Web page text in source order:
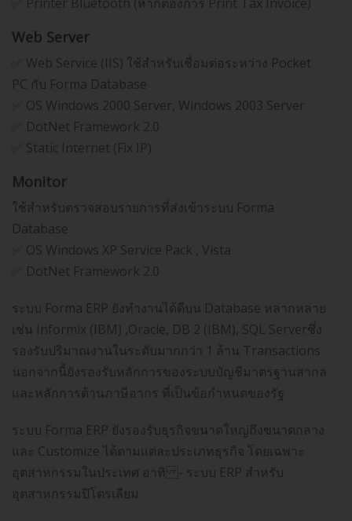
✅ Printer Bluetooth (หากต้องการ Print Tax Invoice)
Web Server
✅ Web Service (IIS) ใช้สำหรับเชื่อมต่อระหว่าง Pocket
PC กับ Forma Database
✅ OS Windows 2000 Server, Windows 2003 Server
✅ DotNet Framework 2.0
✅ Static Internet (Fix IP)
Monitor
ใช้สำหรับตรวจสอบรายการที่ส่งเข้าระบบ Forma
Database
✅ OS Windows XP Service Pack , Vista
✅ DotNet Framework 2.0
ระบบ Forma ERP ยังทำงานได้ดีบน Database หลากหลาย
เช่น Informix (IBM) ,Oracle, DB 2 (IBM), SQL Serverซึ่ง
รองรับปริมาณงานในระดับมากกว่า 1 ล้าน Transactions
นอกจากนี้ยังรองรับหลักการของระบบบัญชีมาตรฐานสากล
และหลักการด้านภาษีอากร ที่เป็นข้อกำหนดของรัฐ
ระบบ Forma ERP ยังรองรับธุรกิจขนาดใหญ่ถึงขนาดกลาง
และ Customize ได้ตามแต่ละประเภทธุรกิจ โดยเฉพาะ
อุตสาหกรรมในประเทศ อาทิ - ระบบ ERP สำหรับ
อุตสาหกรรมปิโตรเลียม